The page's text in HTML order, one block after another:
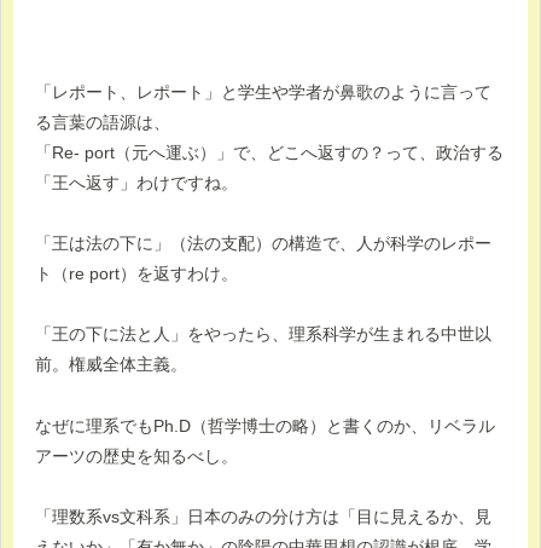
「レポート、レポート」と学生や学者が鼻歌のように言って
る言葉の語源は、
「Re- port（元へ運ぶ）」で、どこへ返すの？って、政治する
「王へ返す」わけですね。
「王は法の下に」（法の支配）の構造で、人が科学のレポー
ト（re port）を返すわけ。
「王の下に法と人」をやったら、理系科学が生まれる中世以
前。権威全体主義。
なぜに理系でもPh.D（哲学博士の略）と書くのか、リベラル
アーツの歴史を知るべし。
「理数系vs文科系」日本のみの分け方は「目に見えるか、見